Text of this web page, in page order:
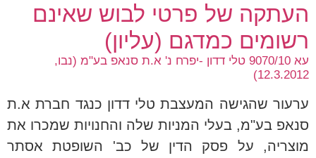
העתקה של פרטי לבוש שאינם
רשומים כמדגם (עליון)
עא 9070/10 טלי דדון -יפרח נ' א.ת סנאפ בע"מ (נבו,
12.3.2012)
ערעור שהגישה המעצבת טלי דדון כנגד חברת א.ת
סנאפ בע"מ, בעלי המניות שלה והחנויות שמכרו את
מוצריה, על פסק הדין של כב' השופטת אסתר